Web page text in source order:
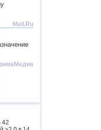
Mail.Ru
42